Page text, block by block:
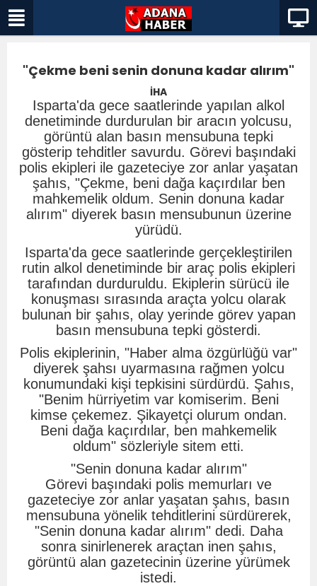
"Çekme beni senin donuna kadar alırım"
İHA
Isparta'da gece saatlerinde yapılan alkol
denetiminde durdurulan bir aracın yolcusu,
görüntü alan basın mensubuna tepki
gösterip tehditler savurdu. Görevi başındaki
polis ekipleri ile gazeteciye zor anlar yaşatan
şahıs, "Çekme, beni dağa kaçırdılar ben
mahkemelik oldum. Senin donuna kadar
alırım" diyerek basın mensubunun üzerine
yürüdü.
Isparta'da gece saatlerinde gerçekleştirilen
rutin alkol denetiminde bir araç polis ekipleri
tarafından durduruldu. Ekiplerin sürücü ile
konuşması sırasında araçta yolcu olarak
bulunan bir şahıs, olay yerinde görev yapan
basın mensubuna tepki gösterdi.
Polis ekiplerinin, "Haber alma özgürlüğü var"
diyerek şahsı uyarmasına rağmen yolcu
konumundaki kişi tepkisini sürdürdü. Şahıs,
"Benim hürriyetim var komiserim. Beni
kimse çekemez. Şikayetçi olurum ondan.
Beni dağa kaçırdılar, ben mahkemelik
oldum" sözleriyle sitem etti.
"Senin donuna kadar alırım"
Görevi başındaki polis memurları ve
gazeteciye zor anlar yaşatan şahıs, basın
mensubuna yönelik tehditlerini sürdürerek,
"Senin donuna kadar alırım" dedi. Daha
sonra sinirlenerek araçtan inen şahıs,
görüntü alan gazetecinin üzerine yürümek
istedi.